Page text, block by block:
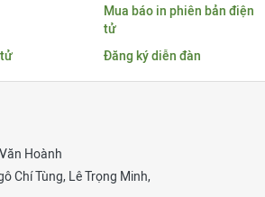
Mua báo in phiên bản điện
tử
Đăng ký diễn đàn
Hoành
Chí Tùng, Lê Trọng Minh,